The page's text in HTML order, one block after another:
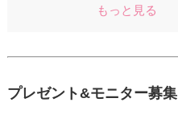
もっと見る
プレゼント&モニター募集